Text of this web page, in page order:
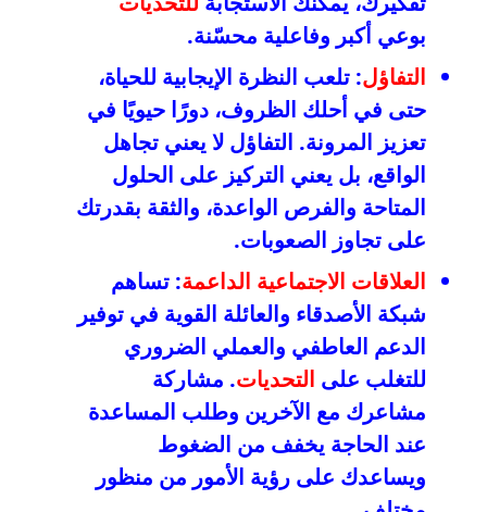
بوعي أكبر وفاعلية محسّنة.
التفاؤل: تلعب النظرة الإيجابية للحياة،
حتى في أحلك الظروف، دورًا حيويًا في
تعزيز المرونة. التفاؤل لا يعني تجاهل
الواقع، بل يعني التركيز على الحلول
المتاحة والفرص الواعدة، والثقة بقدرتك
على تجاوز الصعوبات.
العلاقات الاجتماعية الداعمة: تساهم
شبكة الأصدقاء والعائلة القوية في توفير
الدعم العاطفي والعملي الضروري
للتغلب على التحديات. مشاركة
مشاعرك مع الآخرين وطلب المساعدة
عند الحاجة يخفف من الضغوط
ويساعدك على رؤية الأمور من منظور